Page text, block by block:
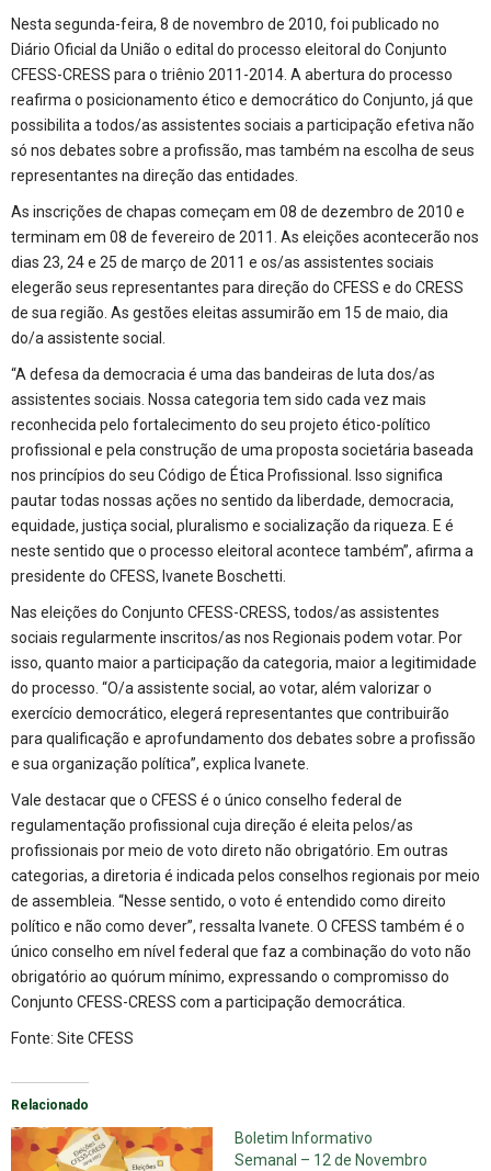
Nesta segunda-feira, 8 de novembro de 2010, foi publicado no
Diário Oficial da União o edital do processo eleitoral do Conjunto
CFESS-CRESS para o triênio 2011-2014. A abertura do processo
reafirma o posicionamento ético e democrático do Conjunto, já que
possibilita a todos/as assistentes sociais a participação efetiva não
só nos debates sobre a profissão, mas também na escolha de seus
representantes na direção das entidades.
As inscrições de chapas começam em 08 de dezembro de 2010 e
terminam em 08 de fevereiro de 2011. As eleições acontecerão nos
dias 23, 24 e 25 de março de 2011 e os/as assistentes sociais
elegerão seus representantes para direção do CFESS e do CRESS
de sua região. As gestões eleitas assumirão em 15 de maio, dia
do/a assistente social.
“A defesa da democracia é uma das bandeiras de luta dos/as
assistentes sociais. Nossa categoria tem sido cada vez mais
reconhecida pelo fortalecimento do seu projeto ético-político
profissional e pela construção de uma proposta societária baseada
nos princípios do seu Código de Ética Profissional. Isso significa
pautar todas nossas ações no sentido da liberdade, democracia,
equidade, justiça social, pluralismo e socialização da riqueza. E é
neste sentido que o processo eleitoral acontece também”, afirma a
presidente do CFESS, Ivanete Boschetti.
Nas eleições do Conjunto CFESS-CRESS, todos/as assistentes
sociais regularmente inscritos/as nos Regionais podem votar. Por
isso, quanto maior a participação da categoria, maior a legitimidade
do processo. “O/a assistente social, ao votar, além valorizar o
exercício democrático, elegerá representantes que contribuirão
para qualificação e aprofundamento dos debates sobre a profissão
e sua organização política”, explica Ivanete.
Vale destacar que o CFESS é o único conselho federal de
regulamentação profissional cuja direção é eleita pelos/as
profissionais por meio de voto direto não obrigatório. Em outras
categorias, a diretoria é indicada pelos conselhos regionais por meio
de assembleia. “Nesse sentido, o voto é entendido como direito
político e não como dever”, ressalta Ivanete. O CFESS também é o
único conselho em nível federal que faz a combinação do voto não
obrigatório ao quórum mínimo, expressando o compromisso do
Conjunto CFESS-CRESS com a participação democrática.
Fonte: Site CFESS
Relacionado
Boletim Informativo
Semanal – 12 de Novembro